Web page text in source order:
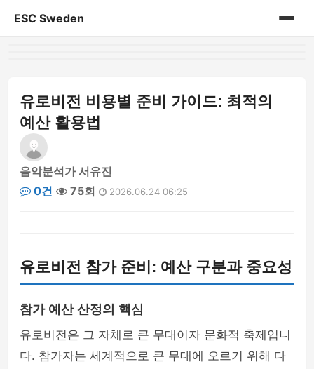
ESC Sweden
유로비전 비용별 준비 가이드: 최적의
예산 활용법
음악분석가 서유진
0건
75회 2026.06.24 06:25
유로비전 참가 준비: 예산 구분과 중요성
참가 예산 산정의 핵심
유로비전은 그 자체로 큰 무대이자 문화적 축제입니
다. 참가자는 세계적으로 큰 무대에 오르기 위해 다